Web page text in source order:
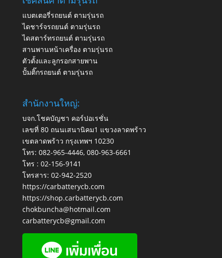
แบตเตอรี่รถยนต์ ตามรุ่นรถ
ไดชาร์จรถยนต์ ตามรุ่นรถ
ไดสตาร์ทรถยนต์ ตามรุ่นรถ
สานพานหน้าเครื่อง ตามรุ่นรถ
ตัวตั้งและลูกรอกสายพาน
ปั้มติ๊กรถยนต์ ตามรุ่นรถ
สำนักงานใหญ่:
บจก.โชคบัญชา คอร์ปอเรชั่น
เลขที่ 80 ถนนเสนานิคม1 แขวงลาดพร้าว
เขตลาดพร้าว กรุงเทพฯ 10230
โทร: 082-965-4446, 080-963-6661
โทร : 02-156-9141
โทรสาร: 02-942-2520
https://carbatterycb.com
https://shop.carbatterycb.com
chokbuncha@hotmail.com
carbatterycb@gmail.com